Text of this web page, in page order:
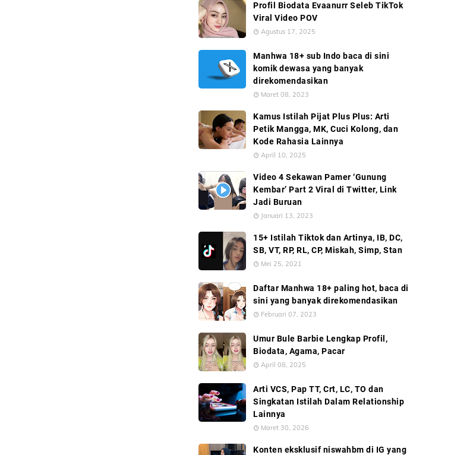
Profil Biodata Evaanurr Seleb TikTok
Viral Video POV
Agustus 17, 2025
Manhwa 18+ sub Indo baca di sini
komik dewasa yang banyak
direkomendasikan
Maret 08, 2023
Kamus Istilah Pijat Plus Plus: Arti
Petik Mangga, MK, Cuci Kolong, dan
Kode Rahasia Lainnya
April 10, 2025
Video 4 Sekawan Pamer ‘Gunung
Kembar’ Part 2 Viral di Twitter, Link
Jadi Buruan
Januari 13, 2023
15+ Istilah Tiktok dan Artinya, IB, DC,
SB, VT, RP, RL, CP, Miskah, Simp, Stan
Mei 25, 2021
Daftar Manhwa 18+ paling hot, baca di
sini yang banyak direkomendasikan
Februari 07, 2023
Umur Bule Barbie Lengkap Profil,
Biodata, Agama, Pacar
April 08, 2025
Arti VCS, Pap TT, Crt, LC, TO dan
Singkatan Istilah Dalam Relationship
Lainnya
Maret 30, 2026
Konten eksklusif niswahbm di IG yang